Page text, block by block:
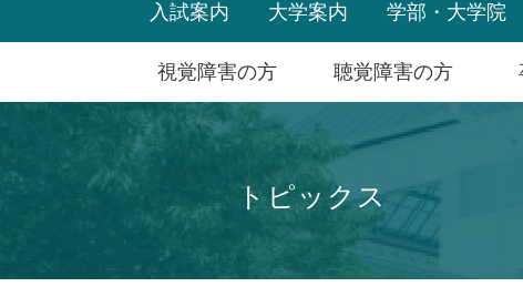
入試案内 大学案内 学部・大学院
視覚障害の方 聴覚障害の方
トピックス